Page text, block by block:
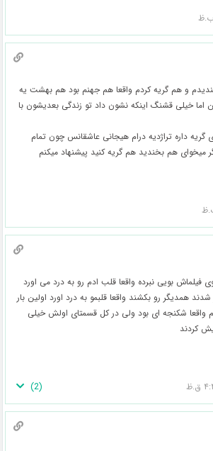
و هم گریه کردم واقعا هم جهنم بود هم بهشت یه
اما خیلی قشنگ اینکه نشون داد تو زندگی بعدیشون با
داره تراژدیه درام هیجانی عاشقانس چون تمام
میخوای هم بخندید هم گریه کنید پیشنهاد میکنم
فیلماش بویی نبرده واقعا قلب ادم رو به درد می اورد
همدیگر رو بکشند واقعا قلبمو به درد اورد اولین بار
شکنجه ای بود ولی در کل قسمتای اولش خیلی
کردند
(
2
)